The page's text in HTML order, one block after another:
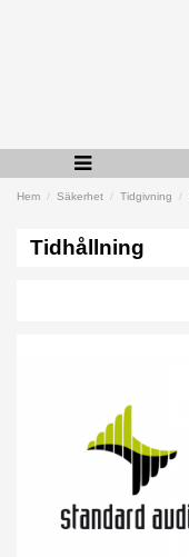
Hem Säkerhet Tidgivning
Tidhållning